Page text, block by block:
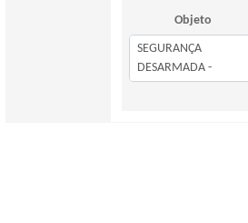
Objeto